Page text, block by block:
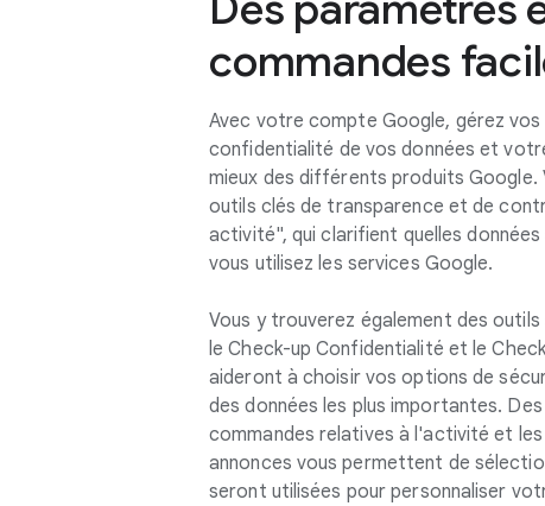
commandes
Avec votre compte Google, gérez
confidentialité de vos données et
mieux des différents produits Google.
outils clés de transparence et de
activité", qui clarifient quelles
vous utilisez les services Google.
Vous y trouverez également des
le Check-up Confidentialité et le
aideront à choisir vos options de
des données les plus importantes.
commandes relatives à l'activité et
annonces vous permettent de
seront utilisées pour personnaliser